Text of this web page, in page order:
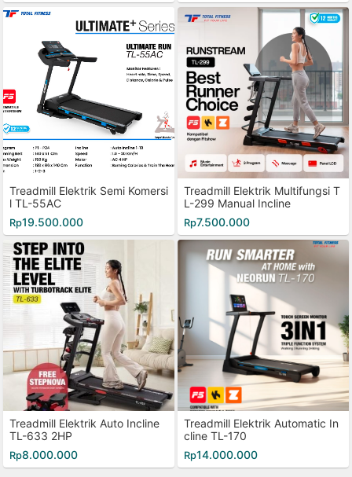
Treadmill Elektrik Semi Komersi
l TL-55AC
Rp19.500.000
Treadmill Elektrik Multifungsi T
L-299 Manual Incline
Rp7.500.000
Treadmill Elektrik Auto Incline
TL-633 2HP
Rp8.000.000
Treadmill Elektrik Automatic In
cline TL-170
Rp14.000.000